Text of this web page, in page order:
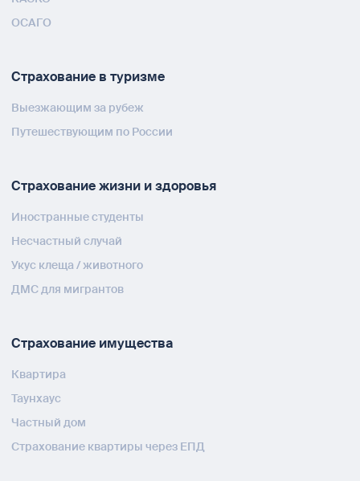
ОСАГО
Страхование в туризме
Выезжающим за рубеж
Путешествующим по России
Страхование жизни и здоровья
Иностранные студенты
Несчастный случай
Укус клеща / животного
ДМС для мигрантов
Страхование имущества
Квартира
Таунхаус
Частный дом
Страхование квартиры через ЕПД